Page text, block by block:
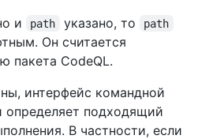
и path указано, то path
Он считается
пакета CodeQL.
интерфейс командной
определяет подходящий
В частности, если